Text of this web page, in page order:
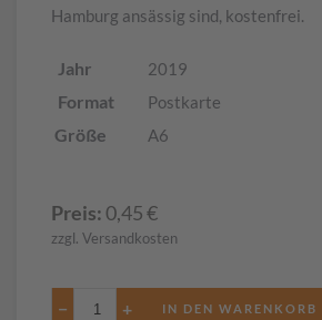
Hamburg ansässig sind, kostenfrei.
Jahr 2019
Format Postkarte
Größe A6
Preis: 0,45€
zzgl. Versandkosten
− +